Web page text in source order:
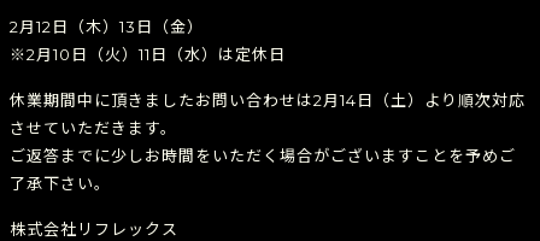
2月12日（木）13日（金）
※2月10日（火）11日（水）は定休日
休業期間中に頂きましたお問い合わせは2月14日（土）より順次対応
させていただきます。
ご返答までに少しお時間をいただく場合がございますことを予めご
了承下さい。
株式会社リフレックス